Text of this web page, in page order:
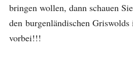
bringen wollen, dann schauen
den burgenländischen
vorbei!!!